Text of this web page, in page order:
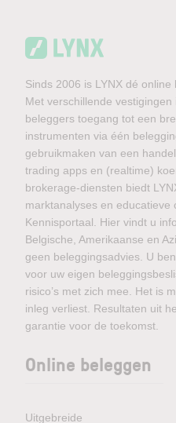
Sinds 2006 is LYNX dé
Met verschillende
beleggers toegang tot een
instrumenten via één
gebruikmaken van een
trading apps en (realtime)
brokerage-diensten biedt
marktanalyses en educatieve
Kennisportaal. Hier vindt u
Belgische, Amerikaanse en
geen beleggingsadvies. U
voor uw eigen
risico’s met zich mee. Het is
inleg verliest. Resultaten uit
garantie voor de toekomst.
Online beleggen
Uitgebreide